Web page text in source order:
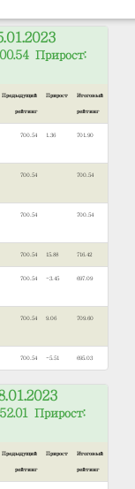
Прирост:
Предыдущий
рейтинг
Прирост Итоговый
рейтинг
700.54 1.36 701.90
700.54 700.54
700.54 700.54
700.54 15.88 716.42
700.54 -3.45 697.09
700.54 9.06 709.60
700.54 -5.51 695.03
Прирост:
Предыдущий
рейтинг
Прирост Итоговый
рейтинг